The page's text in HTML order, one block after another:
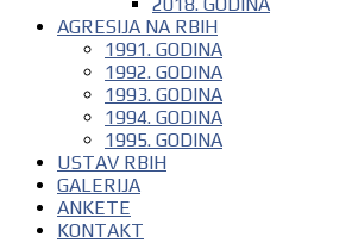
AGRESIJA NA RBIH
1991. GODINA
1992. GODINA
1993. GODINA
1994. GODINA
1995. GODINA
USTAV RBIH
GALERIJA
ANKETE
KONTAKT